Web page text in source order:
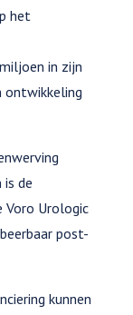
het
in zijn
ontwikkeling
de
Voro Urologic
post-
kunnen